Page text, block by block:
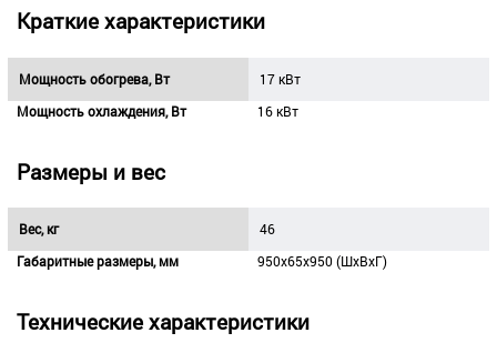
Краткие характеристики
Мощность обогрева, Вт
17 кВт
Мощность охлаждения, Вт
16 кВт
Размеры и вес
Вес, кг
46
Габаритные размеры, мм
950х65х950 (ШхВхГ)
Технические характеристики